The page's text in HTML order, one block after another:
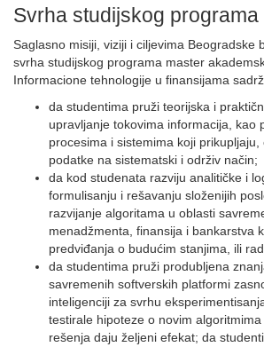
Svrha studijskog programa
Saglasno misiji, viziji i ciljevima Beogradske
svrha studijskog programa master
Informacione tehnologije u finansijama
da studentima pruži teorijska i
upravljanje tokovima informacija, kao
procesima i sistemima koji
podatke na sistematski i održiv način;
da kod studenata razviju analitičke i
formulisanju i rešavanju složenijih
razvijanje algoritama u oblasti
menadžmenta, finansija i bankarstva
predviđanja o budućim stanjima, ili
da studentima pruži produbljena
savremenih softverskih platformi
inteligenciji za svrhu
testirale hipoteze o novim
rešenja daju željeni efekat; da